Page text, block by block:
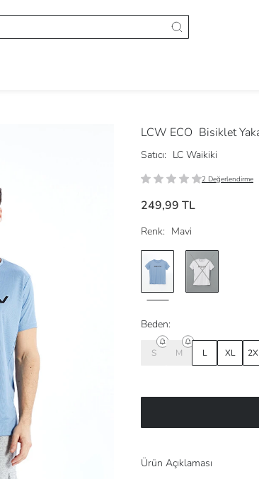
LCW ECO Bisiklet
Satıcı: LC Waikiki
2 Değerlendirme
249,99 TL
Renk: Mavi
Beden:
S M L XL
Ürün Açıklaması